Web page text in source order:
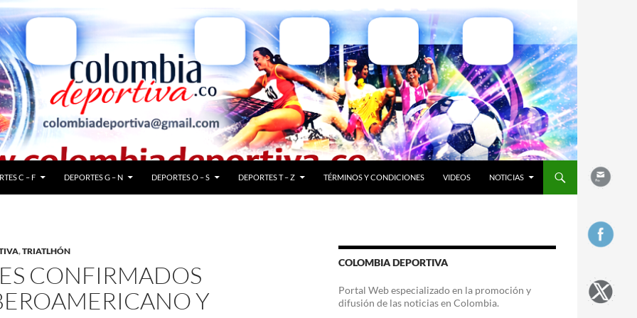
C – F DEPORTES G – N DEPORTES O – S DEPORTES T – Z TÉRMINOS Y CONDICIONES VIDEOS NOTICIAS
,TRIATLHÓN
CONFIRMADOS
Y
COLOMBIA DEPORTIVA
Portal Web especializado en la promoción y
difusión de las noticias en Colombia.